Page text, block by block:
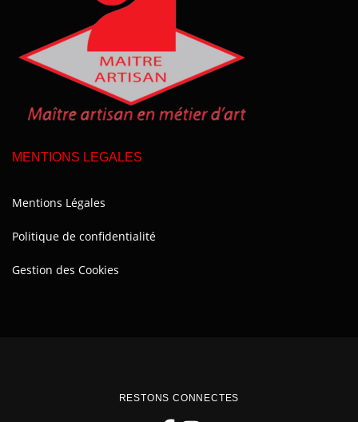
MENTIONS LEGALES
Mentions Légales
Politique de confidentialité
Gestion des Cookies
RESTONS CONNECTES